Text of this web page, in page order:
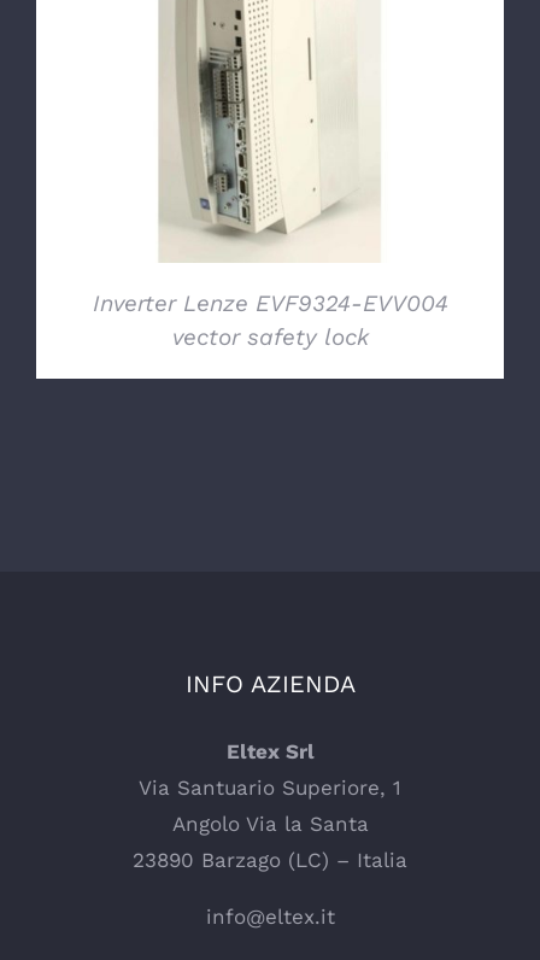
DETTAGLI
Inverter Lenze EVF9324-EVV004
vector safety lock
INFO AZIENDA
Eltex Srl
Via Santuario Superiore, 1
Angolo Via la Santa
23890 Barzago (LC) – Italia
info@eltex.it